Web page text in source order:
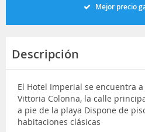
Mejor precio
Descripción
El Hotel Imperial se encuentra
Vittoria Colonna, la calle
a pie de la playa Dispone de
habitaciones clásicas